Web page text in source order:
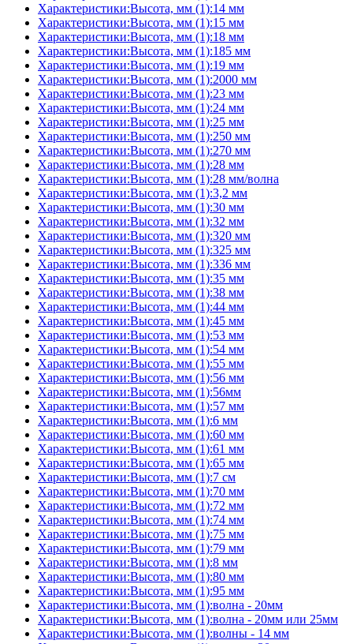
Характеристики:Высота, мм (1):14 мм
Характеристики:Высота, мм (1):15 мм
Характеристики:Высота, мм (1):18 мм
Характеристики:Высота, мм (1):185 мм
Характеристики:Высота, мм (1):19 мм
Характеристики:Высота, мм (1):2000 мм
Характеристики:Высота, мм (1):23 мм
Характеристики:Высота, мм (1):24 мм
Характеристики:Высота, мм (1):25 мм
Характеристики:Высота, мм (1):250 мм
Характеристики:Высота, мм (1):270 мм
Характеристики:Высота, мм (1):28 мм
Характеристики:Высота, мм (1):28 мм/волна
Характеристики:Высота, мм (1):3,2 мм
Характеристики:Высота, мм (1):30 мм
Характеристики:Высота, мм (1):32 мм
Характеристики:Высота, мм (1):320 мм
Характеристики:Высота, мм (1):325 мм
Характеристики:Высота, мм (1):336 мм
Характеристики:Высота, мм (1):35 мм
Характеристики:Высота, мм (1):38 мм
Характеристики:Высота, мм (1):44 мм
Характеристики:Высота, мм (1):45 мм
Характеристики:Высота, мм (1):53 мм
Характеристики:Высота, мм (1):54 мм
Характеристики:Высота, мм (1):55 мм
Характеристики:Высота, мм (1):56 мм
Характеристики:Высота, мм (1):56мм
Характеристики:Высота, мм (1):57 мм
Характеристики:Высота, мм (1):6 мм
Характеристики:Высота, мм (1):60 мм
Характеристики:Высота, мм (1):61 мм
Характеристики:Высота, мм (1):65 мм
Характеристики:Высота, мм (1):7 см
Характеристики:Высота, мм (1):70 мм
Характеристики:Высота, мм (1):72 мм
Характеристики:Высота, мм (1):74 мм
Характеристики:Высота, мм (1):75 мм
Характеристики:Высота, мм (1):79 мм
Характеристики:Высота, мм (1):8 мм
Характеристики:Высота, мм (1):80 мм
Характеристики:Высота, мм (1):95 мм
Характеристики:Высота, мм (1):волна - 20мм
Характеристики:Высота, мм (1):волна - 20мм или 25мм
Характеристики:Высота, мм (1):волны - 14 мм